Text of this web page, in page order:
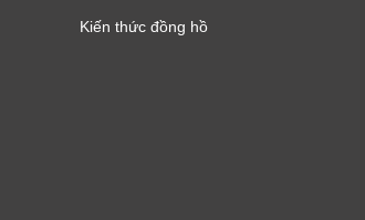
Kiến thức đồng hồ